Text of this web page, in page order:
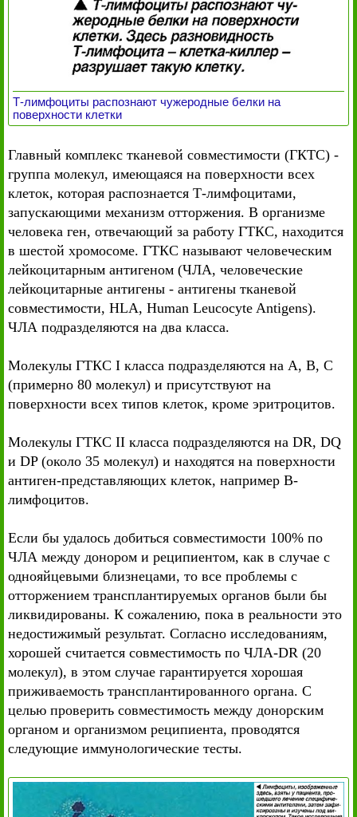
Т-лимфоциты распознают чужеродные белки на
поверхности клетки
Главный комплекс тканевой совместимости (ГКТС) -
группа молекул, имеющаяся на поверхности всех
клеток, которая распознается Т-лимфоцитами,
запускающими механизм отторжения. В организме
человека ген, отвечающий за работу ГТКС, находится
в шестой хромосоме. ГТКС называют человеческим
лейкоцитарным антигеном (ЧЛА, человеческие
лейкоцитарные антигены - антигены тканевой
совместимости, HLA, Human Leucocyte Antigens).
ЧЛА подразделяются на два класса.
Молекулы ГТКС I класса подразделяются на А, В, С
(примерно 80 молекул) и присутствуют на
поверхности всех типов клеток, кроме эритроцитов.
Молекулы ГТКС II класса подразделяются на DR, DQ
и DP (около 35 молекул) и находятся на поверхности
антиген-представляющих клеток, например В-
лимфоцитов.
Если бы удалось добиться совместимости 100% по
ЧЛА между донором и реципиентом, как в случае с
однояйцевыми близнецами, то все проблемы с
отторжением трансплантируемых органов были бы
ликвидированы. К сожалению, пока в реальности это
недостижимый результат. Согласно исследованиям,
хорошей считается совместимость по ЧЛА-DR (20
молекул), в этом случае гарантируется хорошая
приживаемость трансплантированного органа. С
целью проверить совместимость между донорским
органом и организмом реципиента, проводятся
следующие иммунологические тесты.